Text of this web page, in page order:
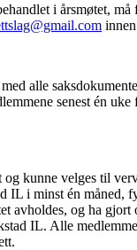
i årsmøtet,
alle
senest én uke
og kunne velges til
IL i minst én måned,
avholdes, og ha
IL. Alle